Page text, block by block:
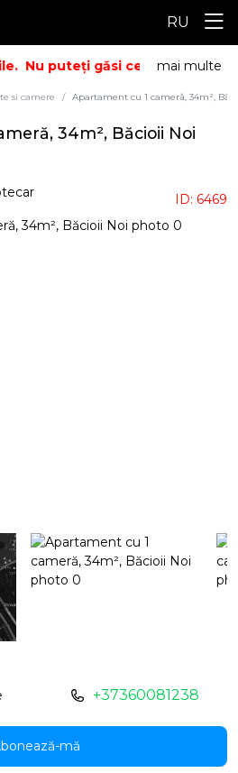
RU
Nu puteți găsi ceea ce căutați?
mai multe
si camere Apartament cu 1 cameră, 34m²,
34m², Băcioii Noi
ID: 6469
+37360081238
mă